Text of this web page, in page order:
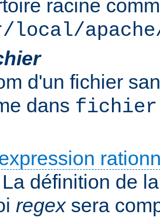
racine
local/
d'un fichier
dans
définition de
regexsera